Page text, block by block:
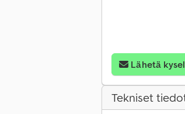
Lähetä
Tekniset